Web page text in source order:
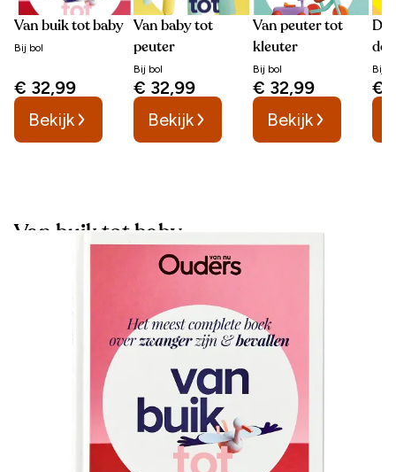
Van buik tot baby
Bij bol
€ 32,99
Bekijk
Van baby tot
peuter
Bij bol
€ 32,99
Bekijk
Van peuter tot
kleuter
Bij bol
€ 32,99
Bekijk
Bij
€
Van buik tot baby